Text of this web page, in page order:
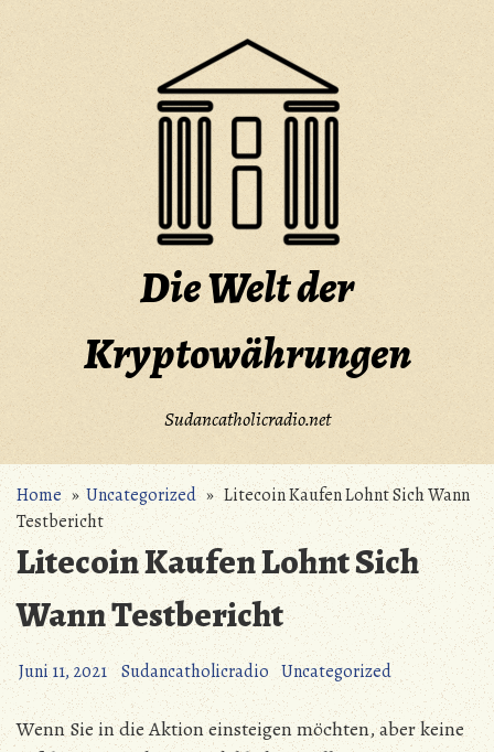
to
Die Welt der
Kryptowährungen
Sudancatholicradio.net
Home»Uncategorized» Litecoin Kaufen Lohnt Sich Wann
Testbericht
Litecoin Kaufen Lohnt Sich
Wann Testbericht
Juni 11, 2021 Sudancatholicradio Uncategorized
Wenn Sie in die Aktion einsteigen möchten, aber keine